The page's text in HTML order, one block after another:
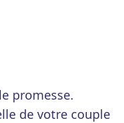
promesse.
de votre couple